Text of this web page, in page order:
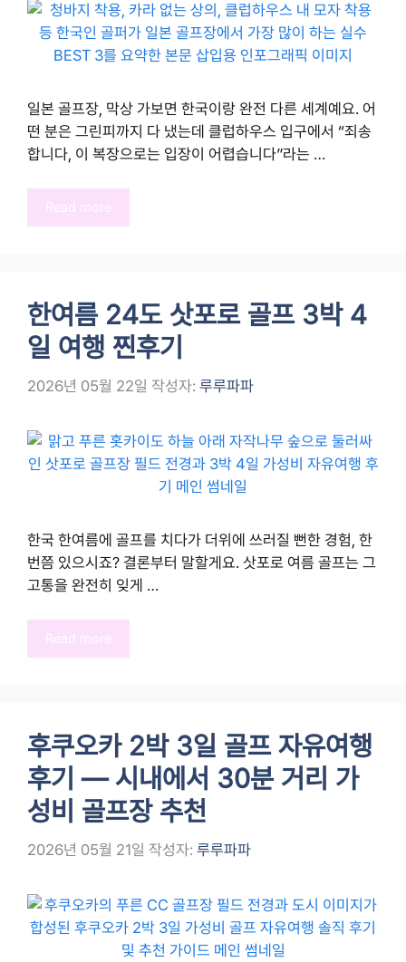
일본 골프장, 막상 가보면 한국이랑 완전 다른 세계예요. 어
떤 분은 그린피까지 다 냈는데 클럽하우스 입구에서 “죄송
합니다, 이 복장으로는 입장이 어렵습니다”라는 …
Read more
한여름 24도 삿포로 골프 3박 4
일 여행 찐후기
2026년 05월 22일 작성자: 루루파파
한국 한여름에 골프를 치다가 더위에 쓰러질 뻔한 경험, 한
번쯤 있으시죠? 결론부터 말할게요. 삿포로 여름 골프는 그
고통을 완전히 잊게 …
Read more
후쿠오카 2박 3일 골프 자유여행
후기 — 시내에서 30분 거리 가
성비 골프장 추천
2026년 05월 21일 작성자: 루루파파